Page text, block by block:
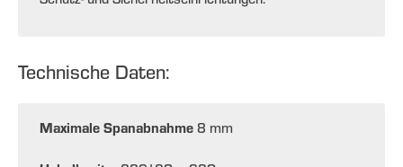
Technische Daten:
Maximale Spanabnahme 8 mm